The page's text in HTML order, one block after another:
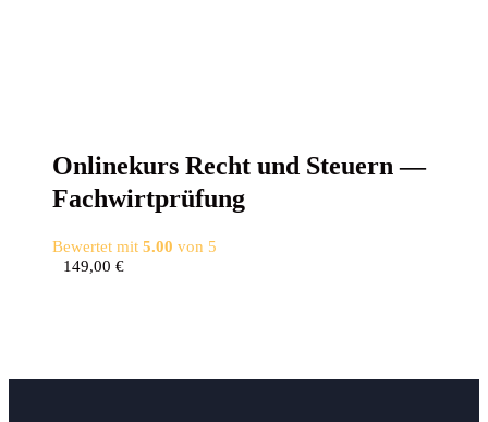
Online­kurs Recht und Steu­ern —
Fachwirtprüfung
Bewertet mit 5.00 von 5
149,00 €